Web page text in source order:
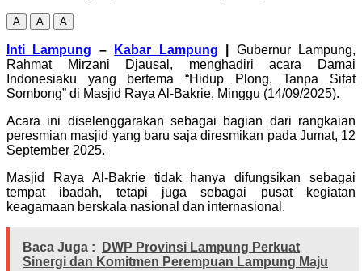
A A A
Inti Lampung – Kabar Lampung
Gubernur Lampung,
Rahmat Mirzani Djausal, menghadiri acara Damai
Indonesiaku yang bertema “Hidup Plong, Tanpa Sifat
Sombong” di Masjid Raya Al-Bakrie, Minggu (14/09/2025).
Acara ini diselenggarakan sebagai bagian dari rangkaian
peresmian masjid yang baru saja diresmikan pada Jumat, 12
September 2025.
Masjid Raya Al-Bakrie tidak hanya difungsikan sebagai
tempat ibadah, tetapi juga sebagai pusat kegiatan
keagamaan berskala nasional dan internasional.
Baca Juga :
DWP Provinsi Lampung Perkuat
Sinergi dan Komitmen Perempuan Lampung Maju